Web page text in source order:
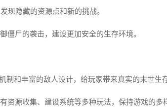
现隐藏的资源点和新的挑战。
僵尸的袭击，建设更加安全的生存环境。
制和丰富的敌人设计，给玩家带来真实的末世生
资源收集、建设系统等多种玩法，保持游戏的多